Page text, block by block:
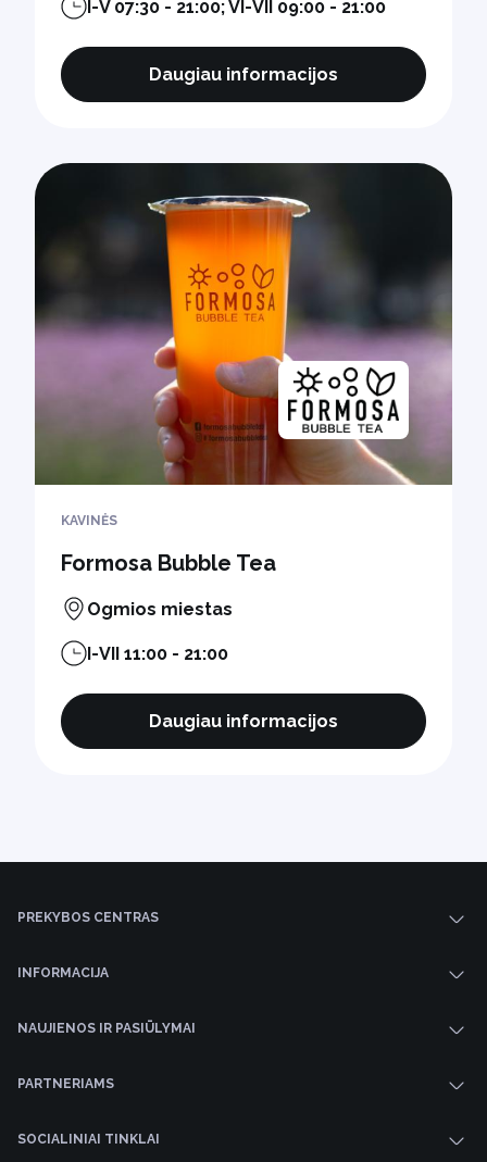
I-V 07:30 - 21:00; VI-VII 09:00 - 21:00
Daugiau informacijos
KAVINĖS
Formosa Bubble Tea
Ogmios miestas
I-VII 11:00 - 21:00
Daugiau informacijos
PREKYBOS CENTRAS
INFORMACIJA
NAUJIENOS IR PASIŪLYMAI
PARTNERIAMS
SOCIALINIAI TINKLAI